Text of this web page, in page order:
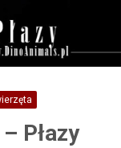
Płazy